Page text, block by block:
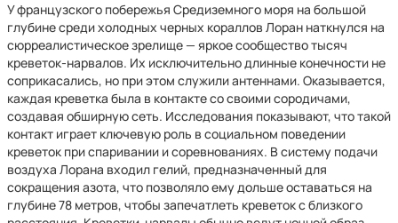
У французского побережья Средиземного моря на большой
глубине среди холодных черных кораллов Лоран наткнулся на
сюрреалистическое зрелище — яркое сообщество тысяч
креветок-нарвалов. Их исключительно длинные конечности не
соприкасались, но при этом служили антеннами. Оказывается,
каждая креветка была в контакте со своими сородичами,
создавая обширную сеть. Исследования показывают, что такой
контакт играет ключевую роль в социальном поведении
креветок при спаривании и соревнованиях. В систему подачи
воздуха Лорана входил гелий, предназначенный для
сокращения азота, что позволяло ему дольше оставаться на
глубине 78 метров, чтобы запечатлеть креветок с близкого